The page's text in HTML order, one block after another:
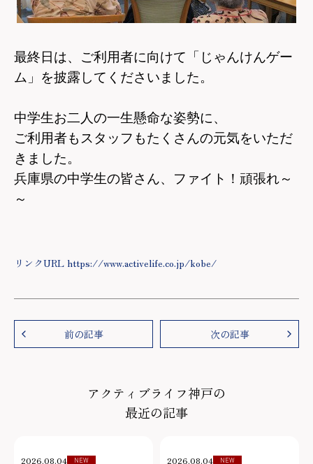
最終日は、ご利用者に向けて「じゃんけんゲー
ム」を披露してくださいました。
中学生お二人の一生懸命な姿勢に、
ご利用者もスタッフもたくさんの元気をいただ
きました。
兵庫県の中学生の皆さん、ファイト！頑張れ～
～
リンクURL https://www.activelife.co.jp/kobe/
前の記事 次の記事
アクティブライフ神戸の
最近の記事
2026.08.04 NEW 2026.08.04 NEW